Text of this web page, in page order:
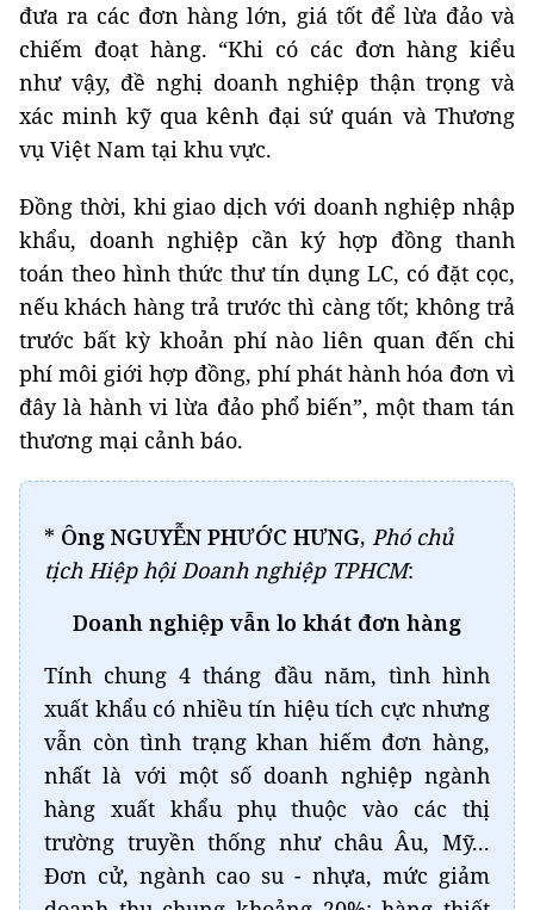
đưa ra các đơn hàng lớn, giá tốt để lừa đảo và
chiếm đoạt hàng. “Khi có các đơn hàng kiểu
như vậy, đề nghị doanh nghiệp thận trọng và
xác minh kỹ qua kênh đại sứ quán và Thương
vụ Việt Nam tại khu vực.
Đồng thời, khi giao dịch với doanh nghiệp nhập
khẩu, doanh nghiệp cần ký hợp đồng thanh
toán theo hình thức thư tín dụng LC, có đặt cọc,
nếu khách hàng trả trước thì càng tốt; không trả
trước bất kỳ khoản phí nào liên quan đến chi
phí môi giới hợp đồng, phí phát hành hóa đơn vì
đây là hành vi lừa đảo phổ biến”, một tham tán
thương mại cảnh báo.
* Ông NGUYỄN PHƯỚC HƯNG, Phó chủ
tịch Hiệp hội Doanh nghiệp TPHCM:
Doanh nghiệp vẫn lo khát đơn hàng
Tính chung 4 tháng đầu năm, tình hình
xuất khẩu có nhiều tín hiệu tích cực nhưng
vẫn còn tình trạng khan hiếm đơn hàng,
nhất là với một số doanh nghiệp ngành
hàng xuất khẩu phụ thuộc vào các thị
trường truyền thống như châu Âu, Mỹ...
Đơn cử, ngành cao su - nhựa, mức giảm